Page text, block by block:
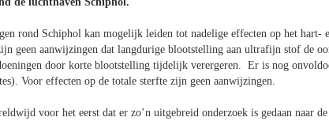
rond Schiphol kan mogelijk leiden tot nadelige effecten op het hart-
geen aanwijzingen dat langdurige blootstelling aan ultrafijn stof de
door korte blootstelling tijdelijk verergeren. Er is nog
Voor effecten op de totale sterfte zijn geen aanwijzingen.
voor het eerst dat er zo’n uitgebreid onderzoek is gedaan naar